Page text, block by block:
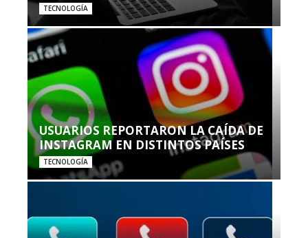
TECNOLOGÍA
USUARIOS REPORTARON LA CAÍDA DE
INSTAGRAM EN DISTINTOS PAÍSES
TECNOLOGÍA